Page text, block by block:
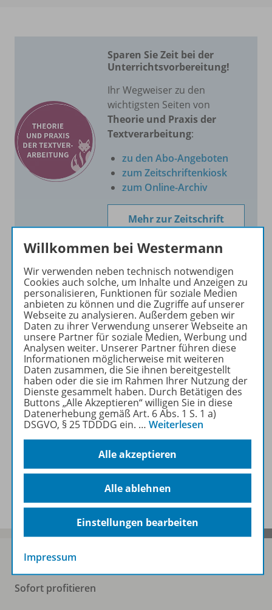
Sparen Sie Zeit bei der
Unterrichtsvorbereitung!
Ihr Wegweiser zu den
wichtigsten Seiten von
Theorie und Praxis der
Textverarbeitung:
zu den Abo-Angeboten
zum Zeitschriftenkiosk
zum Online-Archiv
Mehr zur Zeitschrift
Produktinformationen
Beschreibung
Inhalte
Zugehörige Produkte
Benachrichtigungs-Service
Sofort profitieren
Willkommen bei Westermann
Wir verwenden neben technisch notwendigen
Cookies auch solche, um Inhalte und Anzeigen zu
personalisieren, Funktionen für soziale Medien
anbieten zu können und die Zugriffe auf unserer
Webseite zu analysieren. Außerdem geben wir
Daten zu ihrer Verwendung unserer Webseite an
unsere Partner für soziale Medien, Werbung und
Analysen weiter. Unserer Partner führen diese
Informationen möglicherweise mit weiteren
Daten zusammen, die Sie ihnen bereitgestellt
haben oder die sie im Rahmen Ihrer Nutzung der
Dienste gesammelt haben. Durch Betätigen des
Buttons „Alle Akzeptieren“ willigen Sie in diese
Datenerhebung gemäß Art. 6 Abs. 1 S. 1 a)
DSGVO, § 25 TDDDG ein. … Weiterlesen
Alle akzeptieren
Alle ablehnen
Einstellungen bearbeiten
Impressum